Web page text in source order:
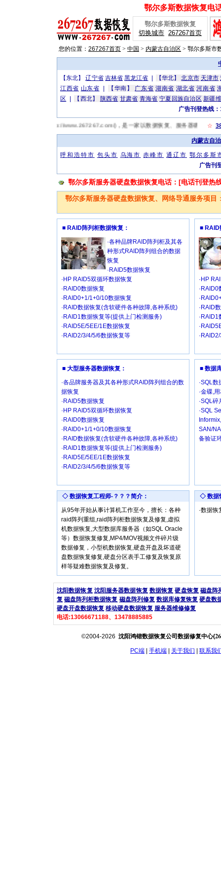
鄂尔多斯数据恢复电
鄂尔多斯数据恢复
切换城市 267267首页
您的位置： 267267首页 > 中国 > 内蒙古自治区 > 鄂尔多斯市
【东北】辽宁省 吉林省 黑龙江省 【华北】北京市 天津市
江西省 山东省 【华南】 广东省 湖南省 湖北省 河南省
区
【西北】 陕西省 甘肃省 青海省 宁夏回族自治区 新疆
广告刊登热线
斯数据恢复网(http://www.267267.com/)，是一家以数据恢复、服务器硬盘数据
☆
内蒙古自
呼和浩特市 包头市 乌海市 赤峰市 通辽市 鄂尔多斯
广告刊
鄂尔多斯服务器硬盘数据恢复电话：[电话刊登热
鄂尔多斯服务器硬盘数据恢复、网络导通服务项目
■ RAID阵列柜数据恢复：
·各种品牌RAID阵列柜及其各
种形式RAID阵列组合的数据
恢复
·RAID5数据恢复
·HP RAID5双循环数据恢复
·RAID0数据恢复
·RAID0+1/1+0/10数据恢复
·RAID数据恢复(含软硬件各种故障,各种系统)
·RAID1数据恢复等(提供上门检测服务)
·RAID5E/5EE/1E数据恢复
·RAID2/3/4/5/6数据恢复等
■ RAID
·HP
·RAID0
·RAID
■ 大型服务器数据恢复：
·各品牌服务器及其各种形式RAID阵列组合的数
据恢复
·RAID5数据恢复
·HP RAID5双循环数据恢复
·RAID0数据恢复
·RAID0+1/1+0/10数据恢复
·RAID数据恢复(含软硬件各种故障,各种系统)
·RAID1数据恢复等(提供上门检测服务)
·RAID5E/5EE/1E数据恢复
·RAID2/3/4/5/6数据恢复等
■ 数据
·SQL
·金碟,
·SQL
·SQL
SAN/
备验证
◇ 数据恢复工程师-？？？简介：
从95年开始从事计算机工作至今，擅长：各种
raid阵列重组,raid阵列柜数据恢复及修复,虚拟
机数据恢复,大型数据库服务器（如SQL Oracle
等）数据恢复修复,MP4/MOV视频文件碎片级
数据修复，小型机数据恢复,硬盘开盘及坏道硬
盘数据恢复修复,硬盘分区表手工修复及恢复原
样等疑难数据恢复及修复。
◇ 数据
·数据
沈阳数据恢复 沈阳服务器数据恢复 数据恢复 硬盘恢复 磁盘阵
复 磁盘阵列柜数据恢复 磁盘阵列修复 数据库修复恢复 硬盘数
硬盘开盘数据恢复 移动硬盘数据恢复 服务器维修修复
电话:13066671188、13478885885
©2004-2026 沈阳鸿锴数据恢复公司数据修复中心(
PC端 手机端 关于我们 联系我